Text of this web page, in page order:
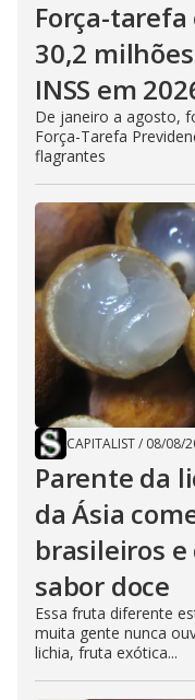
Força-
30,2
INSS em
De janeiro a agosto,
Força-Tarefa
flagrantes
CAPITALIST/ 08/08/
Parente da
da Ásia
brasileiros
sabor doce
Essa fruta diferente
muita gente nunca
lichia, fruta exótica...